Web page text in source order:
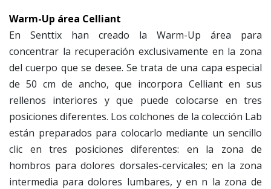
Warm-Up área Celliant
En Senttix han creado la Warm-Up área para
concentrar la recuperación exclusivamente en la zona
del cuerpo que se desee. Se trata de una capa especial
de 50 cm de ancho, que incorpora Celliant en sus
rellenos interiores y que puede colocarse en tres
posiciones diferentes. Los colchones de la colección Lab
están preparados para colocarlo mediante un sencillo
clic en tres posiciones diferentes: en la zona de
hombros para dolores dorsales-cervicales; en la zona
intermedia para dolores lumbares, y en n la zona de